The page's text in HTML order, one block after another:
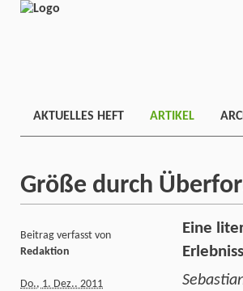
AKTUELLES HEFT ARTIKEL
Größe durch
Eine
Beitrag verfasst von
Redaktion
Do., 1. Dez.. 2011